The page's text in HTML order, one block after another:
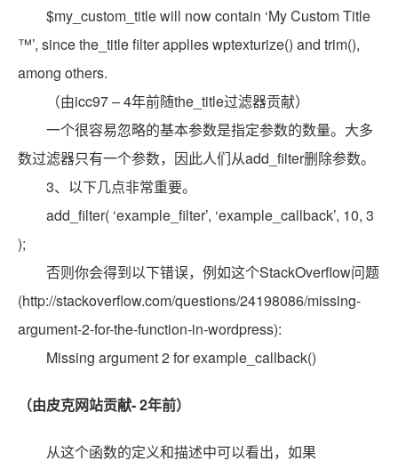
$my_custom_title will now contain ‘My Custom Title
™’, since the_title filter applies wptexturize() and trim(),
among others.
（由icc97 – 4年前随the_title过滤器贡献）
一个很容易忽略的基本参数是指定参数的数量。大多
数过滤器只有一个参数，因此人们从add_filter删除参数。
3、以下几点非常重要。
add_filter( ‘example_filter’, ‘example_callback’, 10, 3
);
否则你会得到以下错误，例如这个StackOverflow问题
(http://stackoverflow.com/questions/24198086/missing-
argument-2-for-the-function-in-wordpress):
Missing argument 2 for example_callback()
（由皮克网站贡献- 2年前）
从这个函数的定义和描述中可以看出，如果